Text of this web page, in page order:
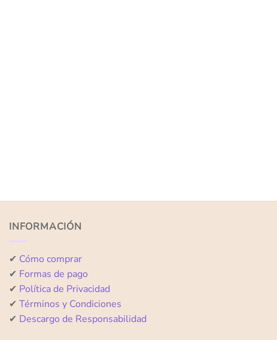
INFORMACIÓN
✔ Cómo comprar
✔ Formas de pago
✔ Política de Privacidad
✔ Términos y Condiciones
✔ Descargo de Responsabilidad